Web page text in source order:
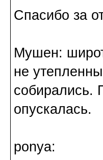
Спасибо за
Мушен:
не
собирались.
опускалась.
ponya: